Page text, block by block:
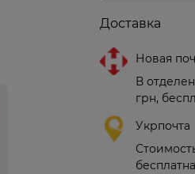
Доставка
Новая
В
грн,
Укрпочта